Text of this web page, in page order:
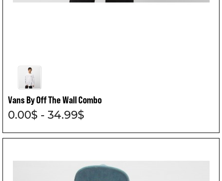
Vans By Off The Wall Combo
0.00$ - 34.99$